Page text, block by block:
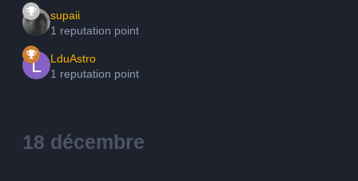
supaii
1 reputation point
LduAstro
1 reputation point
18 décembre